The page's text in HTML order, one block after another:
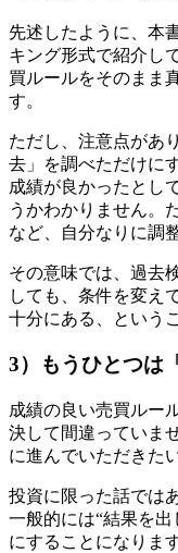
先述したように、本
キング形式で紹介し
買ルールをそのまま
す。
ただし、注意点があ
去」を調べただけに
成績が良かったとし
うかわかりません。
など、自分なりに調
その意味では、過去
しても、条件を変え
十分にある、という
3）もうひとつは
成績の良い売買ルー
決して間違っていま
に進んでいただきた
投資に限った話では
一般的には“結果を
にすることになります